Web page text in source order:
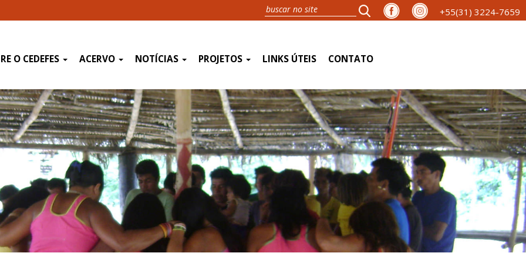
+55(31) 3224-7659
O CEDEFES ACERVO NOTÍCIAS PROJETOS LINKS ÚTEIS CONTATO